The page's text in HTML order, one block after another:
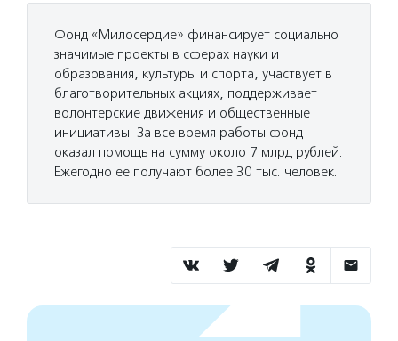
Фонд «Милосердие» финансирует социально
значимые проекты в сферах науки и
образования, культуры и спорта, участвует в
благотворительных акциях, поддерживает
волонтерские движения и общественные
инициативы. За все время работы фонд
оказал помощь на сумму около 7 млрд рублей.
Ежегодно ее получают более 30 тыс. человек.